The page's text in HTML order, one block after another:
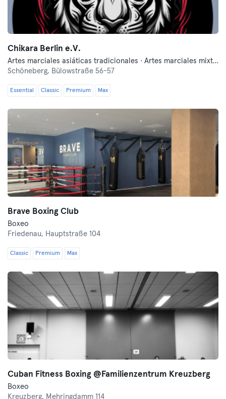
Chikara Berlin e.V.
Artes marciales asiáticas tradicionales · Artes marciales mixtas · Boxeo
Schöneberg, Bülowstraße 56-57
Essential Classic Premium Max
Brave Boxing Club
Boxeo
Friedenau, Hauptstraße 104
Classic Premium Max
Cuban Fitness Boxing @Familienzentrum Kreuzberg
Boxeo
Kreuzberg, Mehringdamm 114